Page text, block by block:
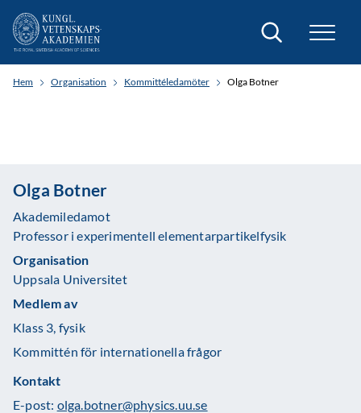
Sök
Hem Organisation Kommittéledamöter Olga Botner
Olga Botner
Akademiledamot
Professor i experimentell elementarpartikelfysik
Organisation
Uppsala Universitet
Medlem av
Klass 3, fysik
Kommittén för internationella frågor
Kontakt
E-post: olga.botner@physics.uu.se